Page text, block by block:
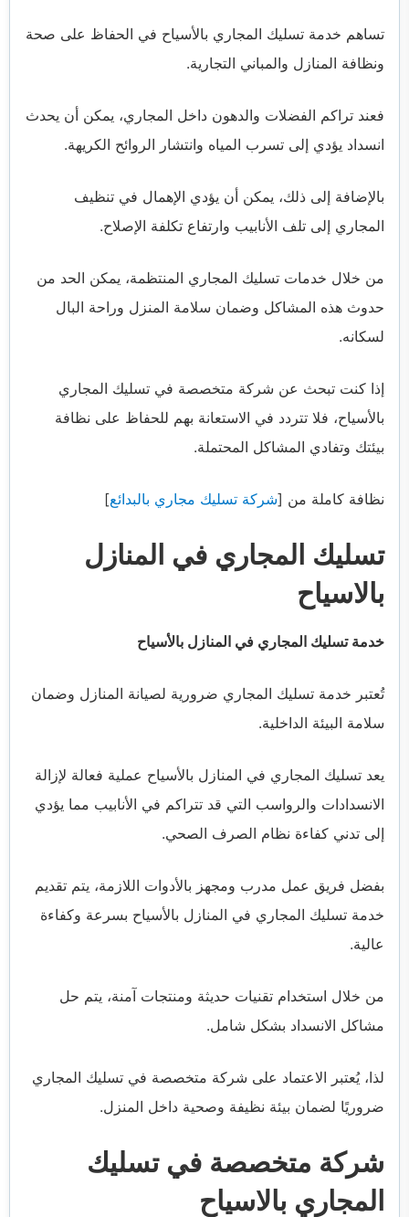
تساهم خدمة تسليك المجاري بالأسياح في الحفاظ على صحة
ونظافة المنازل والمباني التجارية.
فعند تراكم الفضلات والدهون داخل المجاري، يمكن أن يحدث
انسداد يؤدي إلى تسرب المياه وانتشار الروائح الكريهة.
بالإضافة إلى ذلك، يمكن أن يؤدي الإهمال في تنظيف
المجاري إلى تلف الأنابيب وارتفاع تكلفة الإصلاح.
من خلال خدمات تسليك المجاري المنتظمة، يمكن الحد من
حدوث هذه المشاكل وضمان سلامة المنزل وراحة البال
لسكانه.
إذا كنت تبحث عن شركة متخصصة في تسليك المجاري
بالأسياح، فلا تتردد في الاستعانة بهم للحفاظ على نظافة
بيئتك وتفادي المشاكل المحتملة.
نظافة كاملة من [شركة تسليك مجاري بالبدائع]
تسليك المجاري في المنازل
بالاسياح
خدمة تسليك المجاري في المنازل بالأسياح
تُعتبر خدمة تسليك المجاري ضرورية لصيانة المنازل وضمان
سلامة البيئة الداخلية.
يعد تسليك المجاري في المنازل بالأسياح عملية فعالة لإزالة
الانسدادات والرواسب التي قد تتراكم في الأنابيب مما يؤدي
إلى تدني كفاءة نظام الصرف الصحي.
بفضل فريق عمل مدرب ومجهز بالأدوات اللازمة، يتم تقديم
خدمة تسليك المجاري في المنازل بالأسياح بسرعة وكفاءة
عالية.
من خلال استخدام تقنيات حديثة ومنتجات آمنة، يتم حل
مشاكل الانسداد بشكل شامل.
لذا، يُعتبر الاعتماد على شركة متخصصة في تسليك المجاري
ضروريًا لضمان بيئة نظيفة وصحية داخل المنزل.
شركة متخصصة في تسليك
المجاري بالاسياح